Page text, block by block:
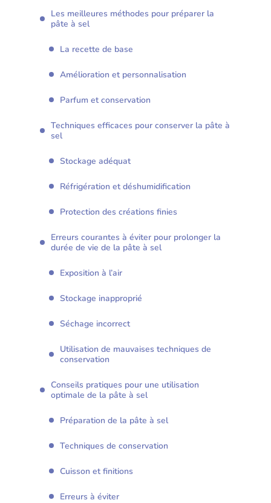
Les meilleures méthodes pour préparer la
pâte à sel
La recette de base
Amélioration et personnalisation
Parfum et conservation
Techniques efficaces pour conserver la pâte à
sel
Stockage adéquat
Réfrigération et déshumidification
Protection des créations finies
Erreurs courantes à éviter pour prolonger la
durée de vie de la pâte à sel
Exposition à l’air
Stockage inapproprié
Séchage incorrect
Utilisation de mauvaises techniques de
conservation
Conseils pratiques pour une utilisation
optimale de la pâte à sel
Préparation de la pâte à sel
Techniques de conservation
Cuisson et finitions
Erreurs à éviter